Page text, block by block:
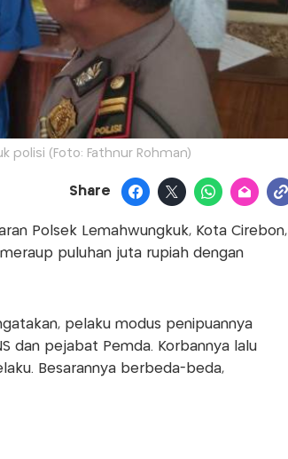
polisi (Foto: Fathnur Rohman)
Share
Polsek Lemahwungkuk, Kota Cirebon,
puluhan juta rupiah dengan
pelaku modus penipuannya
dan pejabat Pemda. Korbannya lalu
Besarannya berbeda-beda,